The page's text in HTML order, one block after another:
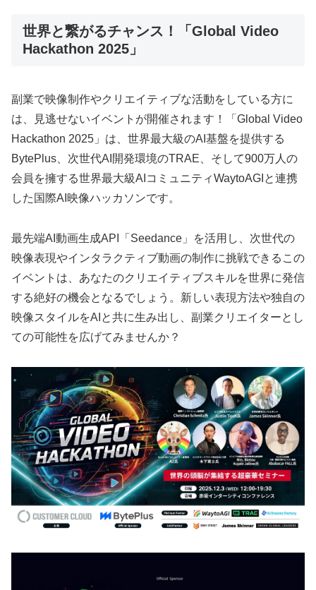
世界と繋がるチャンス！「Global Video
Hackathon 2025」
副業で映像制作やクリエイティブな活動をしている方に
は、見逃せないイベントが開催されます！「Global Video
Hackathon 2025」は、世界最大級のAI基盤を提供する
BytePlus、次世代AI開発環境のTRAE、そして900万人の
会員を擁する世界最大級AIコミュニティWaytoAGIと連携
した国際AI映像ハッカソンです。
最先端AI動画生成API「Seedance」を活用し、次世代の
映像表現やインタラクティブ動画の制作に挑戦できるこの
イベントは、あなたのクリエイティブスキルを世界に発信
する絶好の機会となるでしょう。新しい表現方法や独自の
映像スタイルをAIと共に生み出し、副業クリエイターとし
ての可能性を広げてみませんか？